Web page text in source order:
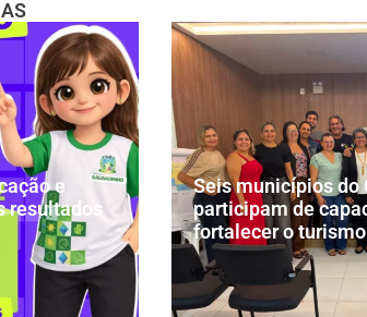
e
resultados
Seis municípios do
participam de
fortalecer o